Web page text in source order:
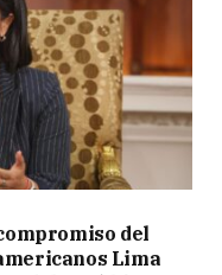
del
Lima